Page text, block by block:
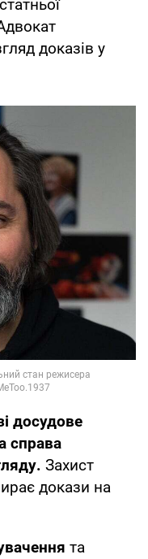
доказів у
досудове
справа
Захист
докази на
та